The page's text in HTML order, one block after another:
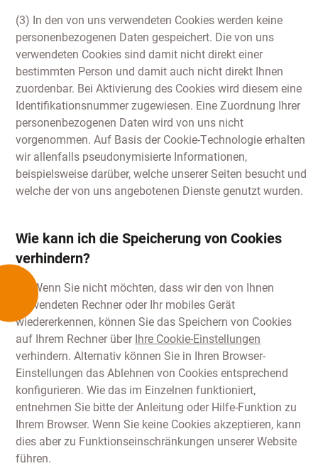
(3) In den von uns verwendeten Cookies werden keine
personenbezogenen Daten gespeichert. Die von uns
verwendeten Cookies sind damit nicht direkt einer
bestimmten Person und damit auch nicht direkt Ihnen
zuordenbar. Bei Aktivierung des Cookies wird diesem eine
Identifikationsnummer zugewiesen. Eine Zuordnung Ihrer
personenbezogenen Daten wird von uns nicht
vorgenommen. Auf Basis der Cookie-Technologie erhalten
wir allenfalls pseudonymisierte Informationen,
beispielsweise darüber, welche unserer Seiten besucht und
welche der von uns angebotenen Dienste genutzt wurden.
Wie kann ich die Speicherung von Cookies
verhindern?
(4) Wenn Sie nicht möchten, dass wir den von Ihnen
verwendeten Rechner oder Ihr mobiles Gerät
wiedererkennen, können Sie das Speichern von Cookies
auf Ihrem Rechner überIhre Cookie-Einstellungen
verhindern. Alternativ können Sie in Ihren Browser-
Einstellungen das Ablehnen von Cookies entsprechend
konfigurieren. Wie das im Einzelnen funktioniert,
entnehmen Sie bitte der Anleitung oder Hilfe-Funktion zu
Ihrem Browser. Wenn Sie keine Cookies akzeptieren, kann
dies aber zu Funktionseinschränkungen unserer Website
führen.